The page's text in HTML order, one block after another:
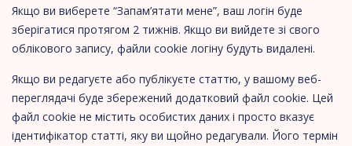
Якщо ви виберете “Запам’ятати мене”, ваш логін буде
зберігатися протягом 2 тижнів. Якщо ви вийдете зі свого
облікового запису, файли cookie логіну будуть видалені.
Якщо ви редагуєте або публікуєте статтю, у вашому веб-
переглядачі буде збережений додатковий файл cookie. Цей
файл cookie не містить особистих даних і просто вказує
ідентифікатор статті, яку ви щойно редагували. Його термін